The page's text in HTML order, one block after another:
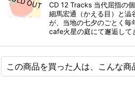
CD 12 Tracks 当代屈指の
細馬宏通（かえる目）と澁
が、当地の七夕のごとく
cafe火星の庭にて邂逅して
この商品を買った人は、こんな商